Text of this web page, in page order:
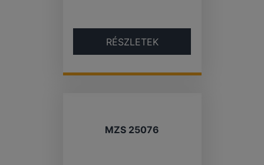
RÉSZLETEK
MZS 25076